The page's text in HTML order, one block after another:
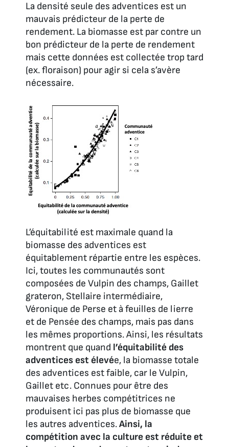
La densité seule des adventices est un
mauvais prédicteur de la perte de
rendement. La biomasse est par contre un
bon prédicteur de la perte de rendement
mais cette données est collectée trop tard
(ex. floraison) pour agir si cela s’avère
nécessaire.
L’équitabilité est maximale quand la
biomasse des adventices est
équitablement répartie entre les espèces.
Ici, toutes les communautés sont
composées de Vulpin des champs, Gaillet
grateron, Stellaire intermédiaire,
Véronique de Perse et à feuilles de lierre
et de Pensée des champs, mais pas dans
les mêmes proportions. Ainsi, les résultats
montrent que quand l’équitabilité des
adventices est élevée, la biomasse totale
des adventices est faible, car le Vulpin,
Gaillet etc. Connues pour être des
mauvaises herbes compétitrices ne
produisent ici pas plus de biomasse que
les autres adventices.Ainsi, la
compétition avec la culture est réduite et